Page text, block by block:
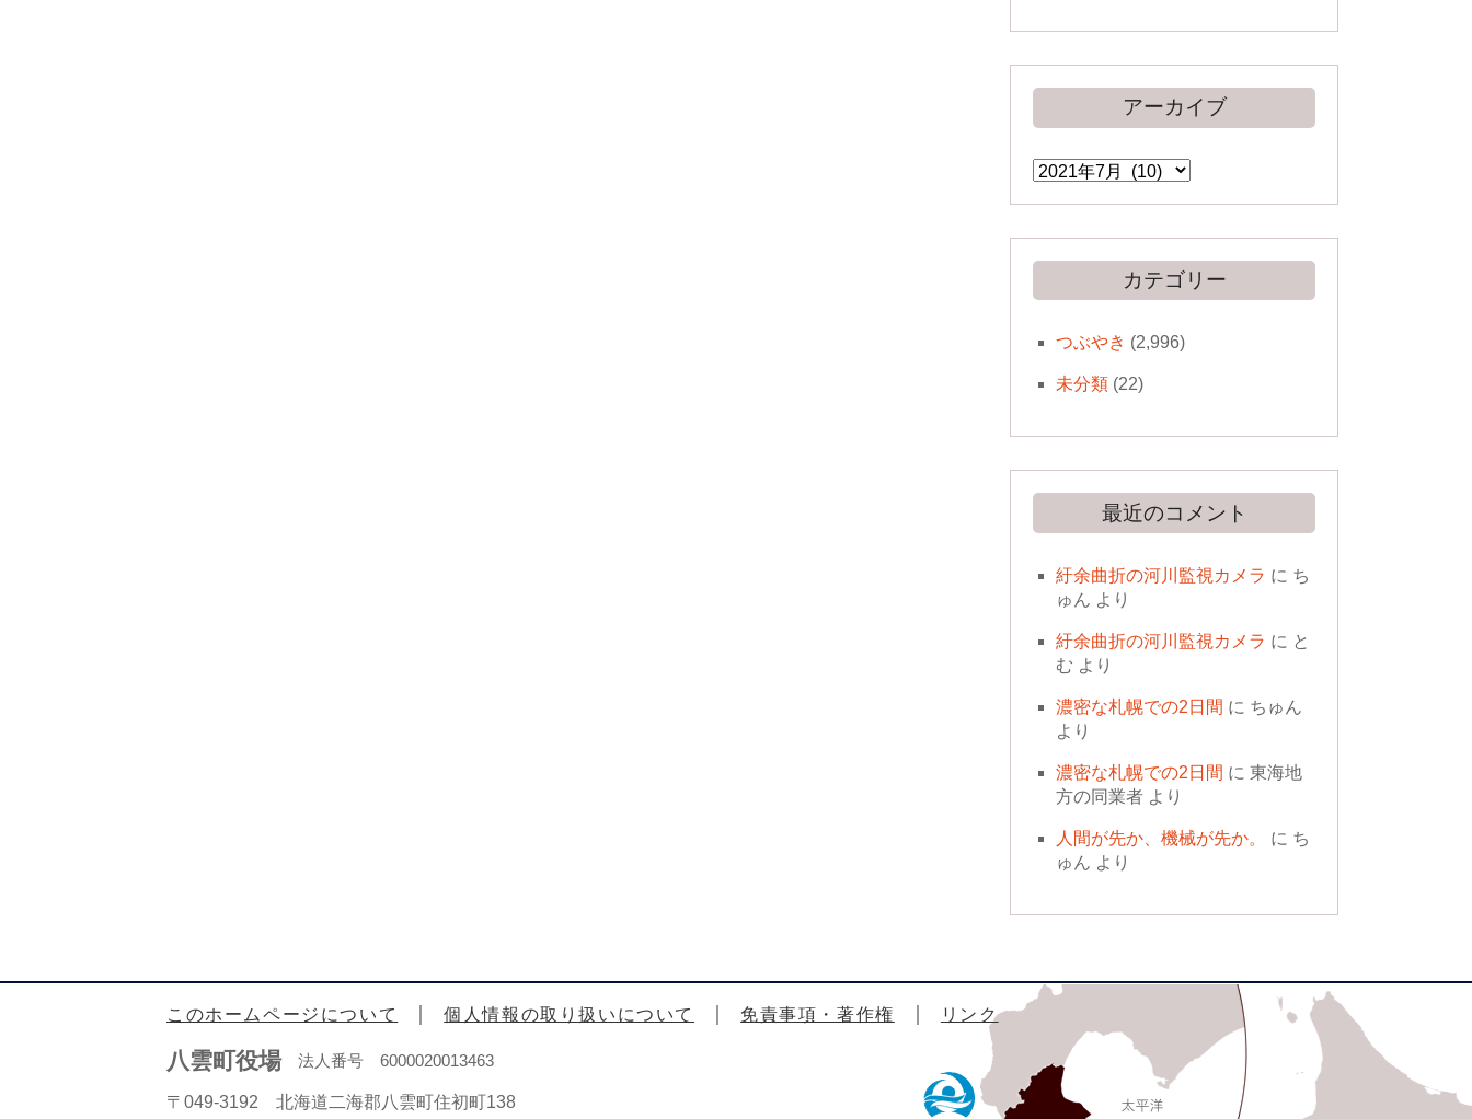
アーカイブ
ア
ー
カ
カテゴリー
つぶやき (2,996)
未分類(22)
最近のコメント
紆余曲折の河川監視カメラ に ち
ゅん より
紆余曲折の河川監視カメラ に と
む より
濃密な札幌での2日間 に ちゅん
より
濃密な札幌での2日間 に 東海地
方の同業者より
人間が先か、機械が先か。 に ち
ゅん より
このホームページについて 個人情報の取り扱いについて 免責事項・著作権 リンク
八雲町役場法人番号 6000020013463
〒049-3192 北海道二海郡八雲町住初町138